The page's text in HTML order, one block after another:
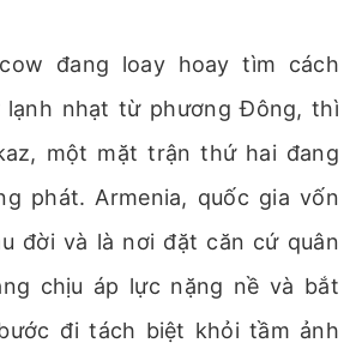
đang loay hoay tìm cách
lạnh nhạt từ phương Đông, thì
một mặt trận thứ hai đang
phát. Armenia, quốc gia vốn
đời và là nơi đặt căn cứ quân
chịu áp lực nặng nề và bắt
đi tách biệt khỏi tầm ảnh